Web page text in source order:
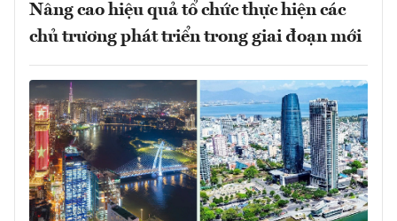
Nâng cao hiệu quả tổ chức thực hiện các
chủ trương phát triển trong giai đoạn mới